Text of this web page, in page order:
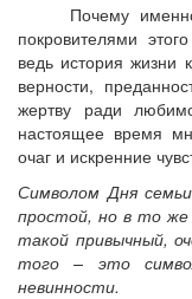
Почему именно
покровителями
ведь история жизни
верности,
жертву ради
настоящее время
очаг и искренние
Символом Дня
простой, но в то же
такой привычный,
того – это
невинности.